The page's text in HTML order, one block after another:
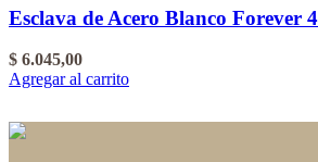
Esclava de Acero Blanco Forever
$ 6.045,00
Agregar al carrito